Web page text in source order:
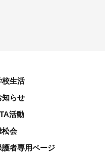
校生活
知らせ
活動
松会
護者専用ページ